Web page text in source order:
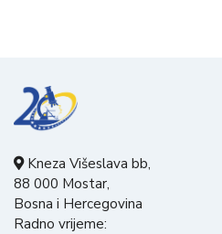
Kneza Višeslava bb,
88 000 Mostar,
Bosna i Hercegovina
Radno vrijeme: